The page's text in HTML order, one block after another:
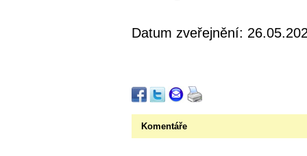
Datum zveřejnění:
Komentáře